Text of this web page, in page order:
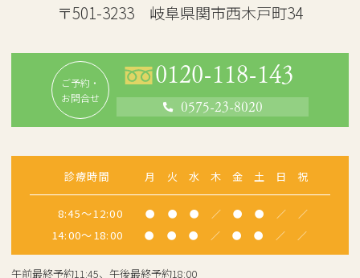
〒501-3233 岐阜県関市西木戸町34
ご予約・
お問合せ
0120-118-143
0575-23-8020
診療時間 月 火 水 木 金 土 日 祝
8:45～12:00 ● ● ● ／ ● ● ／ ／
14:00～18:00 ● ● ● ／ ● ● ／ ／
午前最終予約11:45、午後最終予約18:00